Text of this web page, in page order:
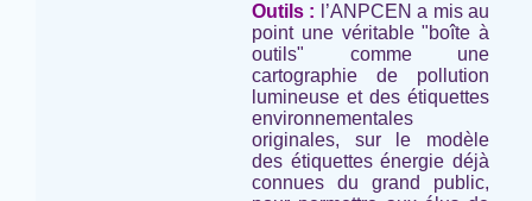
Outils :
l’ANPCEN a mis au
point une véritable "boîte à
outils" comme une
cartographie de pollution
lumineuse et des étiquettes
environnementales
originales, sur le modèle
des étiquettes énergie déjà
connues du grand public,